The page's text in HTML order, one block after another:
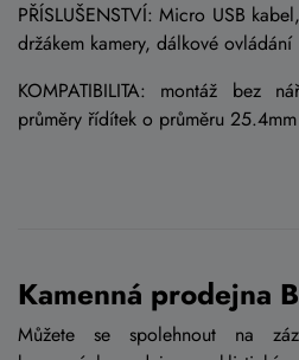
PŘÍSLUŠENSTVÍ: Micro USB
držákem kamery, dálkové ovládání
KOMPATIBILITA: montáž bez
průměry řídítek o průměru
Kamenná prodejna
Můžete se spolehnout na